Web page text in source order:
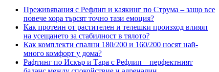
Преживявания с Рефлип и каякинг по Струма – защо все
повече хора търсят точно тази емоция?
Как протеин от растителен и телешки произход влияят
на усещането за стабилност в тялото?
Как комплекти спални 180/200 и 160/200 носят най-
много комфорт у дома?
Рафтинг по Искър и Тара с Рефлип – перфектният